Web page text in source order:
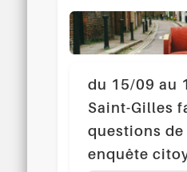
du 15/09 au
Saint-Gilles
questions de
enquête